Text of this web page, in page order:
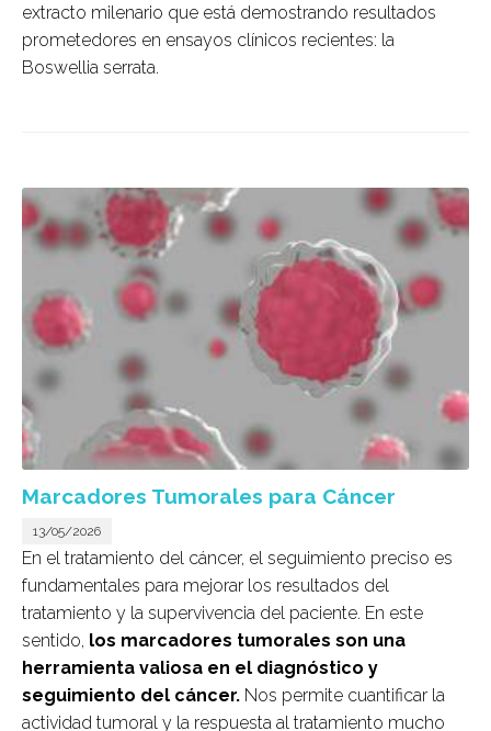
extracto milenario que está demostrando resultados
prometedores en ensayos clínicos recientes: la
Boswellia serrata.
Marcadores Tumorales para Cáncer
13/05/2026
En el tratamiento del cáncer, el seguimiento preciso es
fundamentales para mejorar los resultados del
tratamiento y la supervivencia del paciente. En este
sentido, los marcadores tumorales son una
herramienta valiosa en el diagnóstico y
seguimiento del cáncer. Nos permite cuantificar la
actividad tumoral y la respuesta al tratamiento mucho